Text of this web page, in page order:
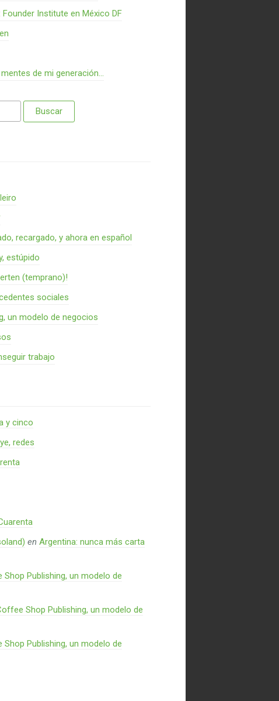
Institute en México DF
de mi generación…
recargado, y ahora en español
estúpido
(temprano)!
sociales
un modelo de negocios
trabajo
y cinco
redes
enArgentina: nunca más carta
Shop Publishing, un modelo de
Shop Publishing, un modelo de
Shop Publishing, un modelo de